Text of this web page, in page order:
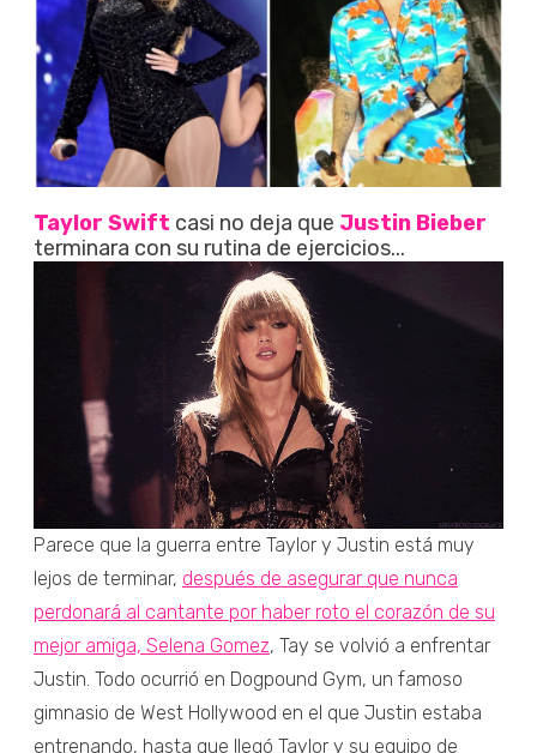
Taylor Swift casi no deja que Justin Bieber
terminara con su rutina de ejercicios...
Parece que la guerra entre Taylor y Justin está muy
lejos de terminar, después de asegurar que nunca
perdonará al cantante por haber roto el corazón de su
mejor amiga, Selena Gomez, Tay se volvió a enfrentar
Justin. Todo ocurrió en Dogpound Gym, un famoso
gimnasio de West Hollywood en el que Justin estaba
entrenando, hasta que llegó Taylor y su equipo de